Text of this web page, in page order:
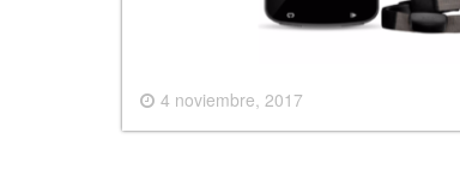
4 noviembre, 2017